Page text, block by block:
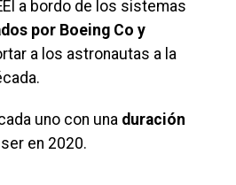
a bordo de los sistemas
por Boeing Co y
a los astronautas a la
uno con una duración
en 2020.